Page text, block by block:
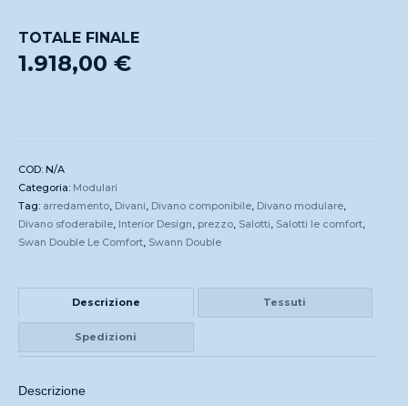
TOTALE FINALE
1.918,00 €
COD: N/A
Categoria: Modulari
Tag: arredamento Divani Divano componibile Divano modulare
Divano sfoderabile Interior Design prezzo Salotti Salotti le comfort
Swan Double Le Comfort Swann Double
Descrizione Tessuti
Spedizioni
Descrizione